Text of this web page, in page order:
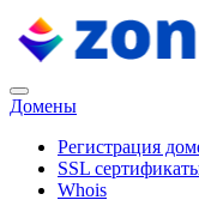
Домены
Регистрация
SSL
Whois